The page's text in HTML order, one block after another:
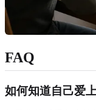
FAQ
如何知道自己爱